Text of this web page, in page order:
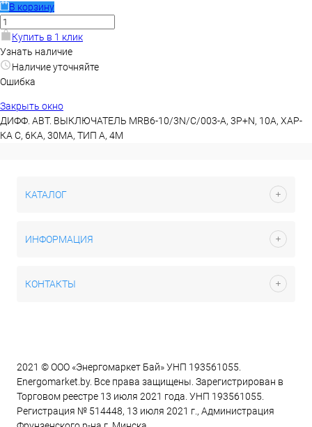
В корзину
Купить в 1 клик
Узнать наличие
Наличие уточняйте
Ошибка
Закрыть окно
ДИФФ. АВТ. ВЫКЛЮЧАТЕЛЬ MRB6-10/3N/C/003-A, 3P+N, 10A, ХАР-
КА C, 6KA, 30MA, ТИП А, 4M
КАТАЛОГ
ИНФОРМАЦИЯ
КОНТАКТЫ
2021 © ООО «Энергомаркет Бай» УНП 193561055.
Energomarket.by. Все права защищены. Зарегистрирован в
Торговом реестре 13 июля 2021 года. УНП 193561055.
Регистрация № 514448, 13 июля 2021 г., Администрация